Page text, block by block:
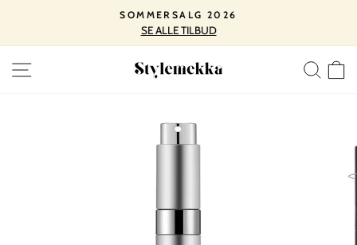
indhold
Pause
SOMMERSALG 2026
SE ALLE TILBUD
SIDE NAVIGATION